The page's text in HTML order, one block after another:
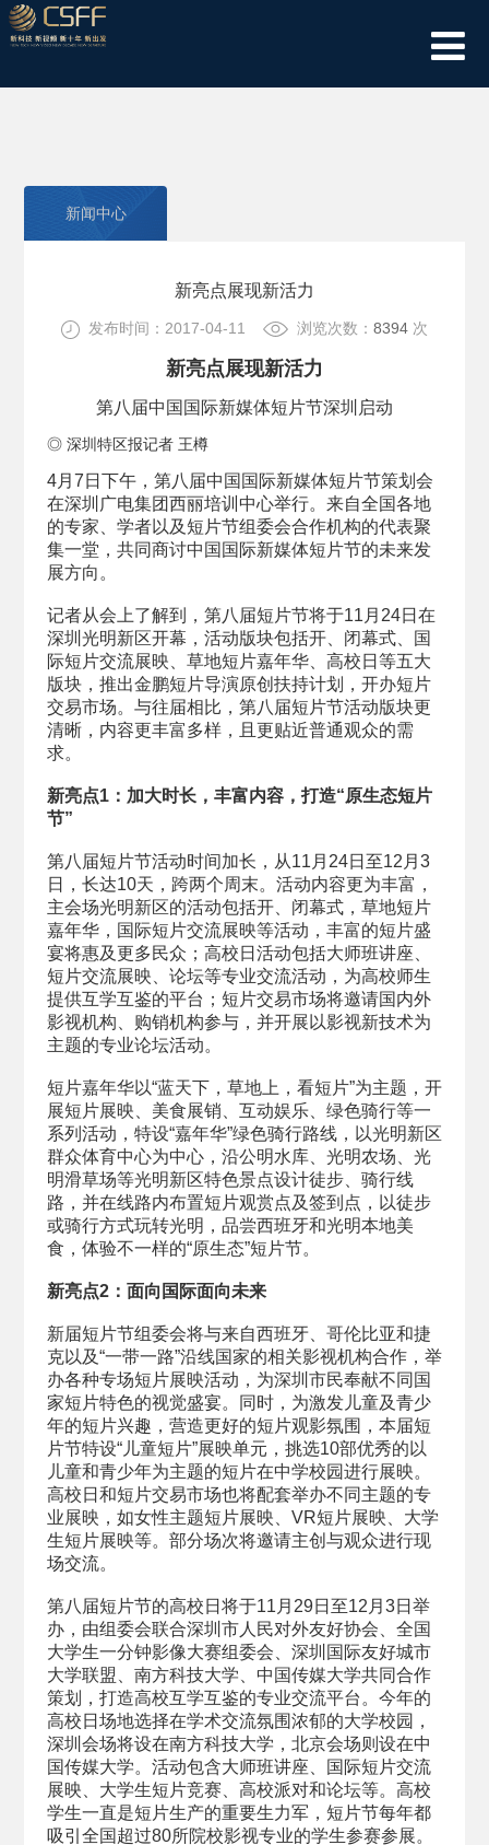
新闻中心
新亮点展现新活力
发布时间：2017-04-11 浏览次数： 8394次
新亮点展现新活力
第八届中国国际新媒体短片节深圳启动
◎ 深圳特区报记者 王樽
4月7日下午，第八届中国国际新媒体短片节策划会
在深圳广电集团西丽培训中心举行。来自全国各地
的专家、学者以及短片节组委会合作机构的代表聚
集一堂，共同商讨中国国际新媒体短片节的未来发
展方向。
记者从会上了解到，第八届短片节将于11月24日在
深圳光明新区开幕，活动版块包括开、闭幕式、国
际短片交流展映、草地短片嘉年华、高校日等五大
版块，推出金鹏短片导演原创扶持计划，开办短片
交易市场。与往届相比，第八届短片节活动版块更
清晰，内容更丰富多样，且更贴近普通观众的需
求。
新亮点1：加大时长​，丰富内容，打造“原生态短片
节”
第八届短片节活动时间加长，从11月24日至12月3
日，长达10天，跨两个周末。活动内容更为丰富，
主会场光明新区的活动包括开、闭幕式，草地短片
嘉年华，国际短片交流展映等活动，丰富的短片盛
宴将惠及更多民众；高校日活动包括大师班讲座、
短片交流展映、论坛等专业交流活动，为高校师生
提供互学互鉴的平台；短片交易市场将邀请国内外
影视机构、购销机构参与，并开展以影视新技术为
主题的专业论坛活动。
短片嘉年华以“蓝天下，草地上，看短片”为主题，开
展短片展映、美食展销、互动娱乐、绿色骑行等一
系列活动，特设“嘉年华”绿色骑行路线，以光明新区
群众体育中心为中心，沿公明水库、光明农场、光
明滑草场等光明新区特色景点设计徒步、骑行线
路，并在线路内布置短片观赏点及签到点，以徒步
或骑行方式玩转光明，品尝西班牙和光明本地美
食，体验不一样的“原生态”短片节。
新亮点2：面向国际面向未来
新届短片节组委会将与来自西班牙、哥伦比亚和捷
克以及“一带一路”沿线国家的相关影视机构合作，举
办各种专场短片展映活动，为深圳市民奉献不同国
家短片特色的视觉盛宴。同时，为激发儿童及青少
年的短片兴趣，营造更好的短片观影氛围，本届短
片节特设“儿童短片”展映单元，挑选10部优秀的以
儿童和青少年为主题的短片在中学校园进行展映。
高校日和短片交易市场也将配套举办不同主题的专
业展映，如女性主题短片展映、VR短片展映、大学
生短片展映等。部分场次将邀请主创与观众进行现
场交流。
第八届短片节的高校日将于11月29日至12月3日举
办，由组委会联合深圳市人民对外友好协会、全国
大学生一分钟影像大赛组委会、深圳国际友好城市
大学联盟、南方科技大学、中国传媒大学共同合作
策划，打造高校互学互鉴的专业交流平台。今年的
高校日场地选择在学术交流氛围浓郁的大学校园，
深圳会场将设在南方科技大学，北京会场则设在中
国传媒大学。活动包含大师班讲座、国际短片交流
展映、大学生短片竞赛、高校派对和论坛等。高校
学生一直是短片生产的重要生力军，短片节每年都
吸引全国超过80所院校影视专业的学生参赛参展。